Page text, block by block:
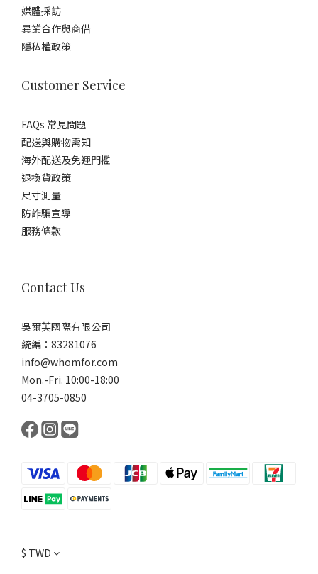
媒體採訪
異業合作與商借
隱私權政策
Customer Service
FAQs 常見問題
配送與購物需知
海外配送及免運門檻
退換貨政策
尺寸測量
防詐騙宣導
服務條款
Contact Us
吳爾芙國際有限公司
統編：83281076
info@whomfor.com
Mon.-Fri. 10:00-18:00
04-3705-0850
$ TWD